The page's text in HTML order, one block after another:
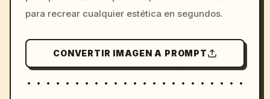
para recrear cualquier estética en segundos.
CONVERTIR IMAGEN A PROMPT